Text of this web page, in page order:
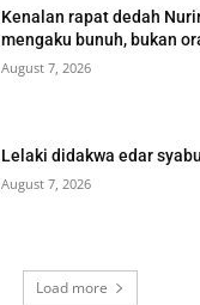
Kenalan rapat dedah
mengaku bunuh, bukan
August 7, 2026
Lelaki didakwa edar
August 7, 2026
Load more